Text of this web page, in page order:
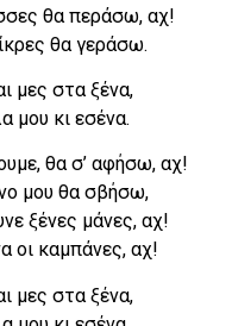
θα περάσω, αχ!
θα γεράσω.
μες στα ξένα,
μου κι εσένα.
θα σ’ αφήσω, αχ!
μου θα σβήσω,
ξένες μάνες, αχ!
οι καμπάνες, αχ!
μες στα ξένα,